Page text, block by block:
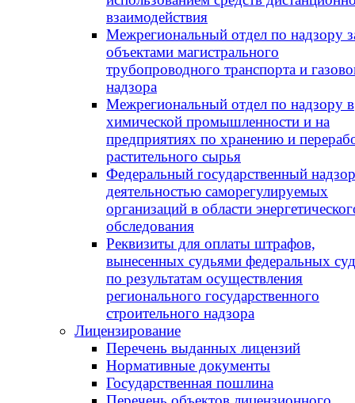
взаимодействия
Межрегиональный отдел по надзору
объектами магистрального
трубопроводного транспорта и
надзора
Межрегиональный отдел по надзору в
химической промышленности и на
предприятиях по хранению и
растительного сырья
Федеральный государственный
деятельностью саморегулируемых
организаций в области
обследования
Реквизиты для оплаты штрафов,
вынесенных судьями федеральных
по результатам осуществления
регионального государственного
строительного надзора
Лицензирование
Перечень выданных лицензий
Нормативные документы
Государственная пошлина